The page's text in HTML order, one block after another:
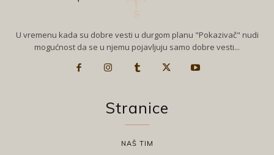
U vremenu kada su dobre vesti u durgom planu "Pokazivač" nudi
mogućnost da se u njemu pojavljuju samo dobre vesti...
Stranice
NAŠ TIM